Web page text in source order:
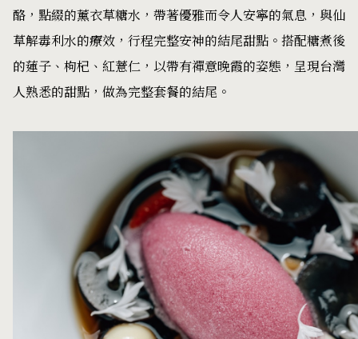
酪，點綴的薰衣草糖水，帶著優雅而令人安寧的氣息，與仙
草解毒利水的療效，行程完整安神的結尾甜點。搭配糖煮後
的蓮子、枸杞、紅薏仁，以帶有禪意晚霞的姿態，呈現台灣
人熟悉的甜點，做為完整套餐的結尾。